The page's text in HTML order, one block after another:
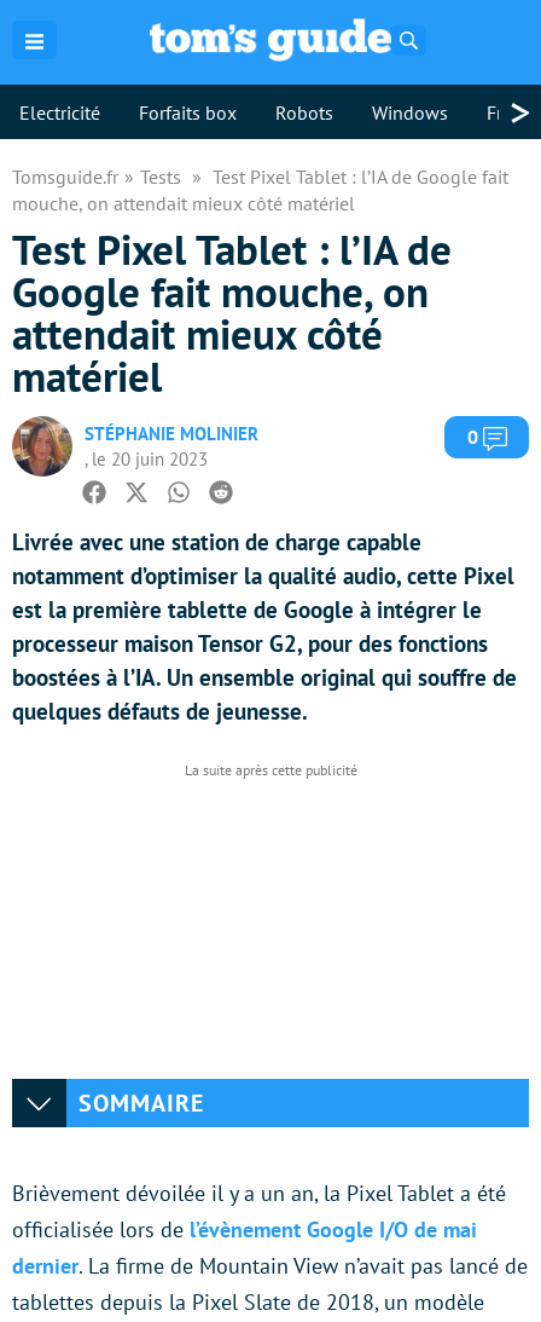
Electricité Forfaits box Robots Windows >
Tomsguide.fr Tests
Test Pixel Tablet : l’IA de Google fait
mouche, on attendait mieux côté matériel
Test Pixel Tablet : l’IA de
Google fait mouche, on
attendait mieux côté
matériel
STÉPHANIE MOLINIER
, le 20 juin 2023
0
Facebook
TwitterWhatsapp
Reddit
Livrée avec une station de charge capable
notamment d’optimiser la qualité audio, cette Pixel
est la première tablette de Google à intégrer le
processeur maison Tensor G2, pour des fonctions
boostées à l’IA. Un ensemble original qui souffre de
quelques défauts de jeunesse.
SOMMAIRE
Brièvement dévoilée il y a un an, la Pixel Tablet a été
officialisée lors de l’évènement Google I/O de mai
dernier. La firme de Mountain View n’avait pas lancé de
tablettes depuis la Pixel Slate de 2018, un modèle